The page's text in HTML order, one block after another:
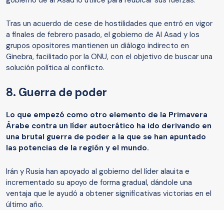
Tras un acuerdo de cese de hostilidades que entró en vigor
a finales de febrero pasado, el gobierno de Al Asad y los
grupos opositores mantienen un diálogo indirecto en
Ginebra, facilitado por la ONU, con el objetivo de buscar una
solución política al conflicto.
8. Guerra de poder
Lo que empezó como otro elemento de la Primavera
Árabe contra un líder autocrático ha ido derivando en
una brutal guerra de poder a la que se han apuntado
las potencias de la región y el mundo.
Irán y Rusia han apoyado al gobierno del líder alauita e
incrementado su apoyo de forma gradual, dándole una
ventaja que le ayudó a obtener significativas victorias en el
último año.